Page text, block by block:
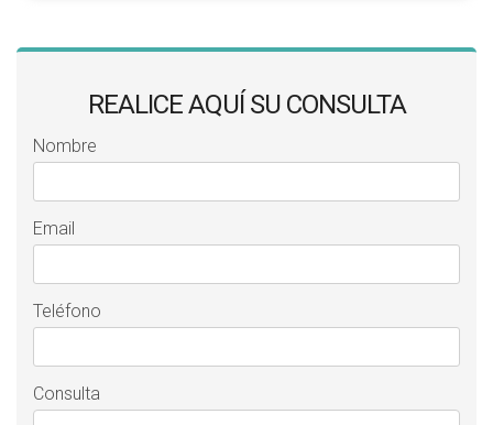
REALICE AQUÍ SU CONSULTA
Nombre
Email
Teléfono
Consulta